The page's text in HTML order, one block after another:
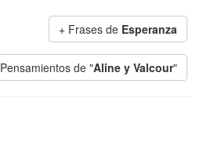
+ Frases de Esperanza
de "Aline y Valcour"